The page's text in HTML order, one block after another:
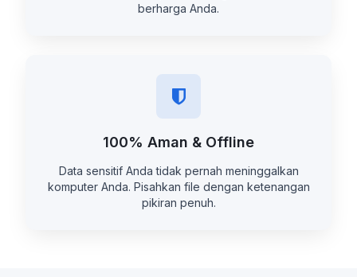
berharga Anda.
100% Aman & Offline
Data sensitif Anda tidak pernah meninggalkan
komputer Anda. Pisahkan file dengan ketenangan
pikiran penuh.